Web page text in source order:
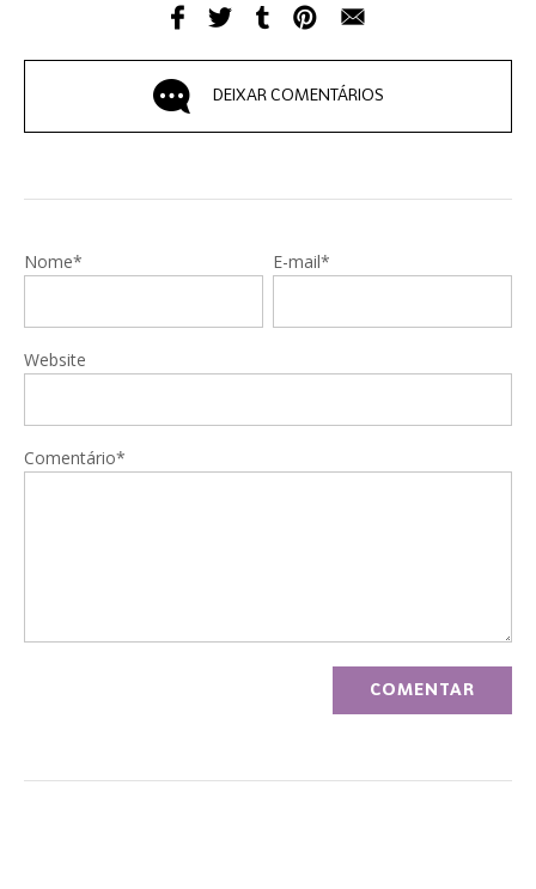
DEIXAR COMENTÁRIOS
Nome* E-mail*
Website
Comentário*